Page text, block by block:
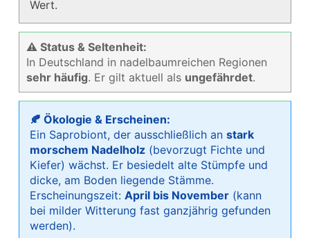
Wert.
⚠ Status & Seltenheit:
In Deutschland in nadelbaumreichen Regionen
sehr häufig. Er gilt aktuell als ungefährdet.
🍂 Ökologie & Erscheinen:
Ein Saprobiont, der ausschließlich an stark
morschem Nadelholz (bevorzugt Fichte und
Kiefer) wächst. Er besiedelt alte Stümpfe und
dicke, am Boden liegende Stämme.
Erscheinungszeit: April bis November (kann
bei milder Witterung fast ganzjährig gefunden
werden).